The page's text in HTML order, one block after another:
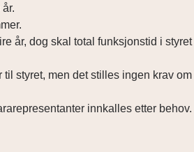
år, dog skal total funksjonstid i
styret, men det stilles ingen krav om
innkalles etter behov.